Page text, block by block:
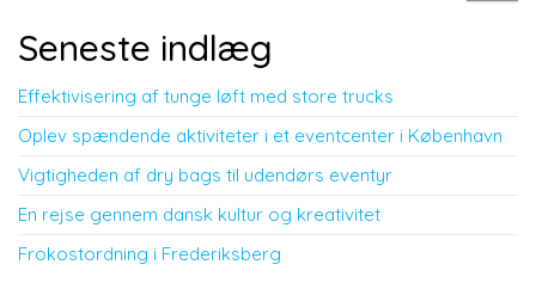
Seneste indlæg
Effektivisering af tunge løft med store trucks
Oplev spændende aktiviteter i et eventcenter i København
Vigtigheden af dry bags til udendørs eventyr
En rejse gennem dansk kultur og kreativitet
Frokostordning i Frederiksberg